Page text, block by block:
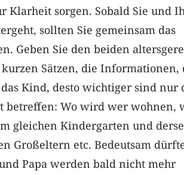
Klarheit sorgen. Sobald Sie und
sollten Sie gemeinsam das
Geben Sie den beiden
Sätzen, die Informationen,
Kind, desto wichtiger sind nur
betreffen: Wo wird wer wohnen,
gleichen Kindergarten und
Großeltern etc. Bedeutsam
Papa werden bald nicht mehr